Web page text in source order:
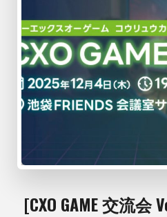
[CXO GAME 交流会